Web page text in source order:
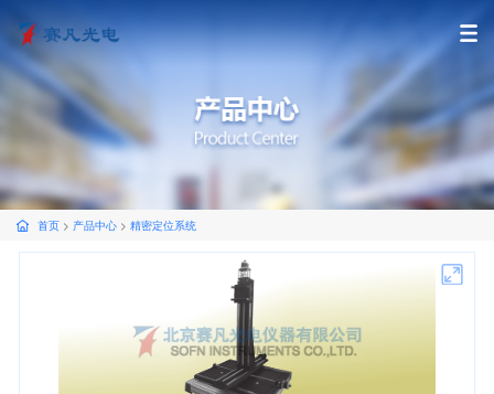
首页 > 产品中心 > 精密定位系统